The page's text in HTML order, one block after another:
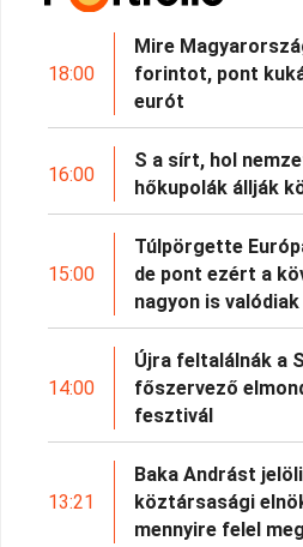
18:00
Mire
forintot, pont
eurót
16:00
S a sírt, hol
hőkupolák állják
15:00
Túlpörgette
de pont ezért a
nagyon is
14:00
Újra feltalálnák a
főszervező
fesztivál
13:21
Baka Andrást
köztársasági
mennyire felel